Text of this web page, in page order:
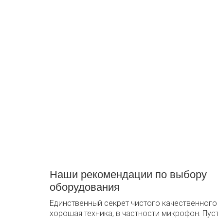
Наши рекомендации по выбору
оборудования
Единственный секрет чистого
хорошая техника, в частности микрофон.